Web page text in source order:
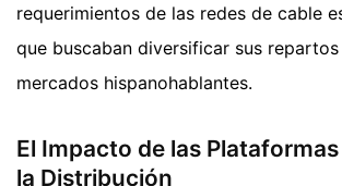
requerimientos de las redes de cable
que buscaban diversificar sus
mercados hispanohablantes.
El Impacto de las
la Distribución